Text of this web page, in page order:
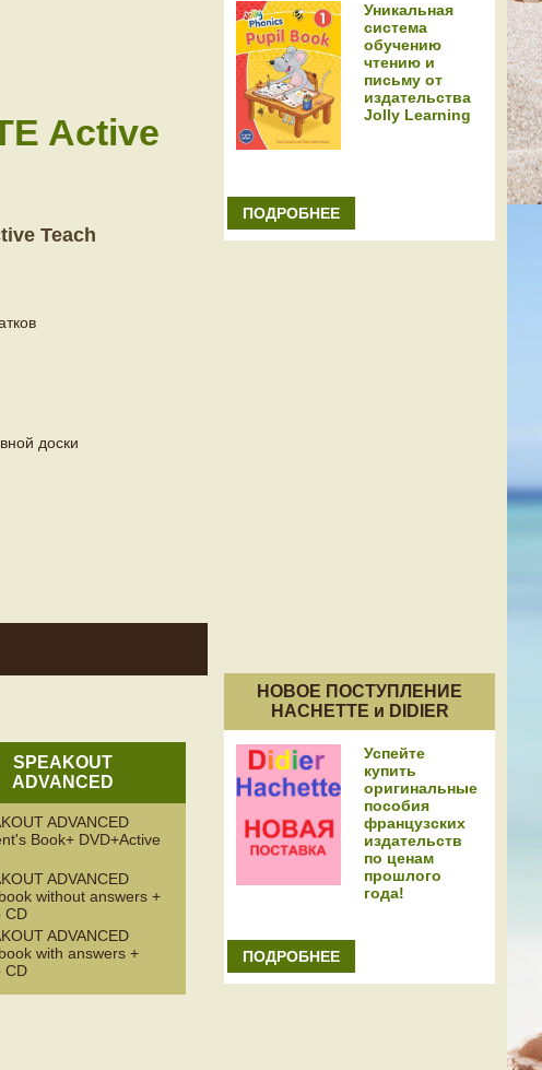
Active
Teach
доски
SPEAKOUT
ADVANCED
ADVANCED
Book+ DVD+Active
ADVANCED
without answers +
CD
ADVANCED
with answers +
CD
Уникальная
система
обучению
чтению и
письму от
издательства
Jolly Learning
ПОДРОБНЕЕ
НОВОЕ ПОСТУПЛЕНИЕ
HACHETTE и DIDIER
Успейте
купить
оригинальные
пособия
французских
издательств
по ценам
прошлого
года!
ПОДРОБНЕЕ